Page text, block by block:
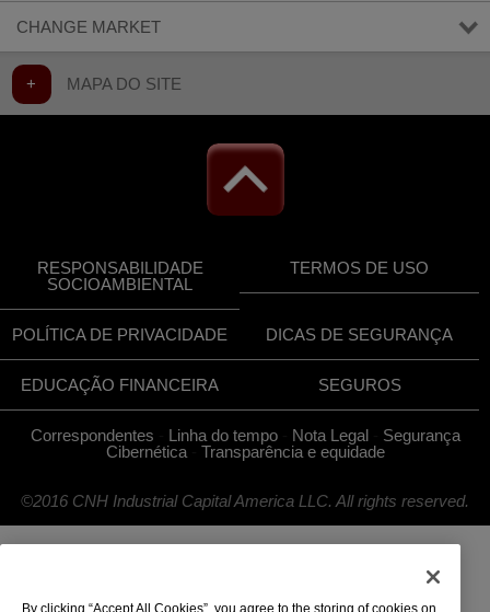
CHANGE MARKET
+ MAPA DO SITE
RESPONSABILIDADE
SOCIOAMBIENTAL
TERMOS DE USO
POLÍTICA DE PRIVACIDADE DICAS DE SEGURANÇA
EDUCAÇÃO FINANCEIRA SEGUROS
Correspondentes Linha do tempo- Nota Legal- Segurança
Cibernética- Transparência e equidade
©2016 CNH Industrial Capital America LLC. All rights reserved.
By clicking “Accept All Cookies”, you agree to the storing of cookies on